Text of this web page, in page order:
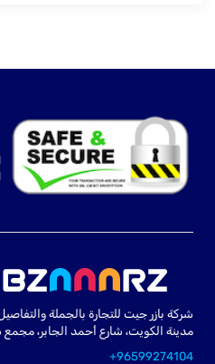
شركة بازر جيت للتجارة بالجملة
مدينة الكويت، شارع أحمد الجابر،
+96599274104